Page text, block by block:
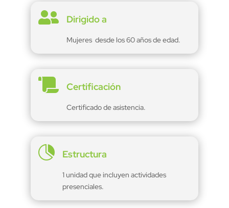
 Dirigido a
Mujeres desde los 60 años de edad.
 Certificación
Certificado de asistencia.
 Estructura
1 unidad que incluyen actividades
presenciales.